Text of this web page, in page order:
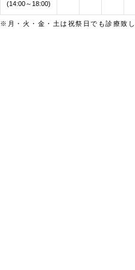
(14:00～18:00)
※月・火・金・土は祝祭日でも診療致